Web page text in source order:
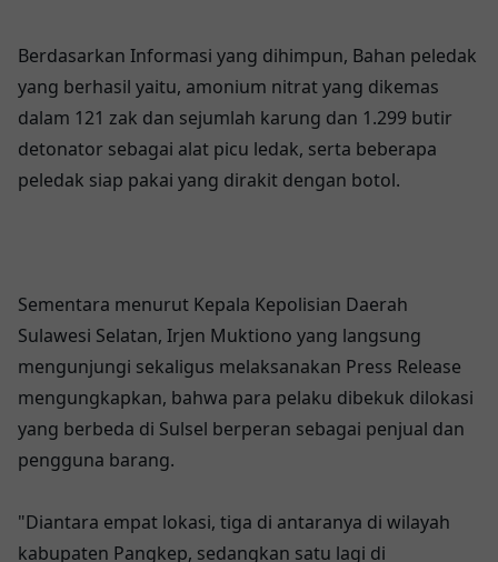
Berdasarkan Informasi yang dihimpun, Bahan peledak
yang berhasil yaitu, amonium nitrat yang dikemas
dalam 121 zak dan sejumlah karung dan 1.299 butir
detonator sebagai alat picu ledak, serta beberapa
peledak siap pakai yang dirakit dengan botol.
Sementara menurut Kepala Kepolisian Daerah
Sulawesi Selatan, Irjen Muktiono yang langsung
mengunjungi sekaligus melaksanakan Press Release
mengungkapkan, bahwa para pelaku dibekuk dilokasi
yang berbeda di Sulsel berperan sebagai penjual dan
pengguna barang.
"Diantara empat lokasi, tiga di antaranya di wilayah
kabupaten Pangkep, sedangkan satu lagi di